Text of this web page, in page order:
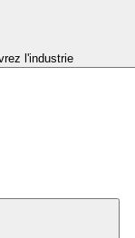
l'industrie